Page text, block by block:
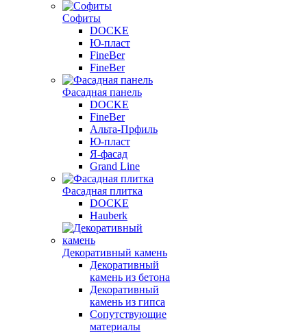
Софиты
DOCKE
Ю-пласт
FineBer
FineBer
Фасадная панель
DOCKE
FineBer
Альта-Прфиль
Ю-пласт
Я-фасад
Grand Line
Фасадная плитка
DOCKE
Hauberk
Декоративный камень
Декоративный
камень из бетона
Декоративный
камень из гипса
Сопутствующие
материалы